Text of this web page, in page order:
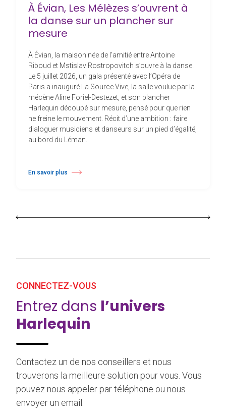
À Évian, Les Mélèzes s’ouvrent à
la danse sur un plancher sur
mesure
À Évian, la maison née de l’amitié entre Antoine
Riboud et Mstislav Rostropovitch s’ouvre à la danse.
Le 5 juillet 2026, un gala présenté avec l’Opéra de
Paris a inauguré La Source Vive, la salle voulue par la
mécène Aline Foriel-Destezet, et son plancher
Harlequin découpé sur mesure, pensé pour que rien
ne freine le mouvement. Récit d’une ambition : faire
dialoguer musiciens et danseurs sur un pied d’égalité,
au bord du Léman.
En savoir plus
à propos À Évian, Les Mélèzes s’ouvrent à la danse sur un plancher
CONNECTEZ-VOUS
Entrez dans l’univers
Harlequin
Contactez un de nos conseillers et nous
trouverons la meilleure solution pour vous. Vous
pouvez nous appeler par téléphone ou nous
envoyer un email.